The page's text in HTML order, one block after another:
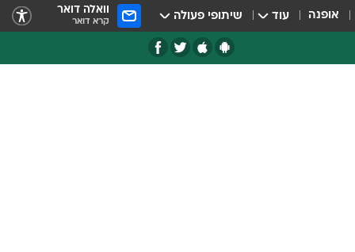
אופנה עוד שיתופי פעולה וואלה דואר
קרא דואר